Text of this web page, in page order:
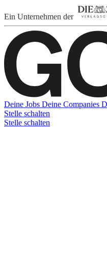
Ein Unternehmen der
Deine Jobs Deine Companies
Stelle schalten
Stelle schalten